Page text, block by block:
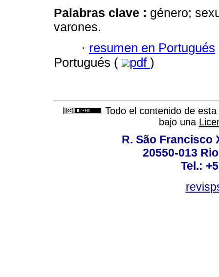
Palabras clave : género;
varones.
· resumen en Portugués
Portugués (
pdf )
Todo el contenido de
bajo una
R. São Francisco
20550-013
Tel.: